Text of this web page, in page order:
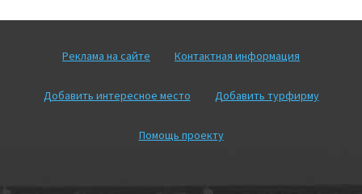
Реклама на сайте Контактная информация
Добавить интересное место Добавить турфирму
Помощь проекту